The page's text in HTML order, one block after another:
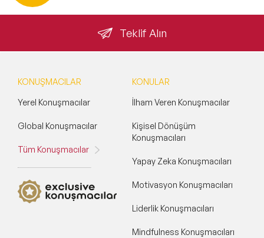
Teklif Alın
KONUŞMACILAR
Yerel Konuşmacılar
Global Konuşmacılar
Tüm Konuşmacılar
KONULAR
İlham Veren Konuşmacılar
Kişisel Dönüşüm
Konuşmacıları
Yapay Zeka Konuşmacıları
Motivasyon Konuşmacıları
Liderlik Konuşmacıları
Mindfulness Konuşmacıları